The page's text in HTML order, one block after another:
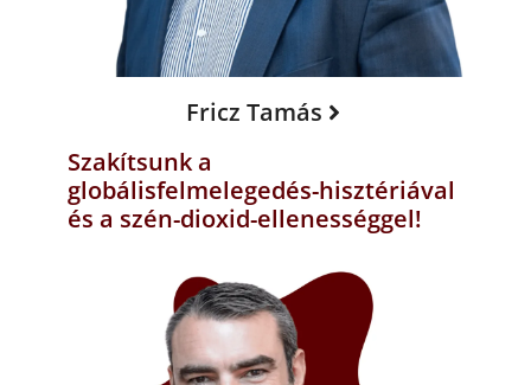
Fricz Tamás
Szakítsunk a
globálisfelmelegedés-hisztériával
és a szén-dioxid-ellenességgel!